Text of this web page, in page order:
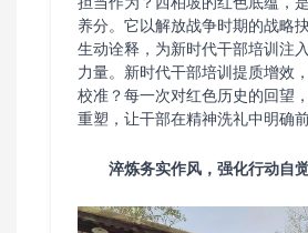
养分。它以解放战争时期的战略
生动诠释，为新时代干部培训注
力量。新时代干部培训提质增效
校准？每一次对红色历史的回望
重塑，让干部在精神洗礼中明确前
淬炼务实作风，强化行动自